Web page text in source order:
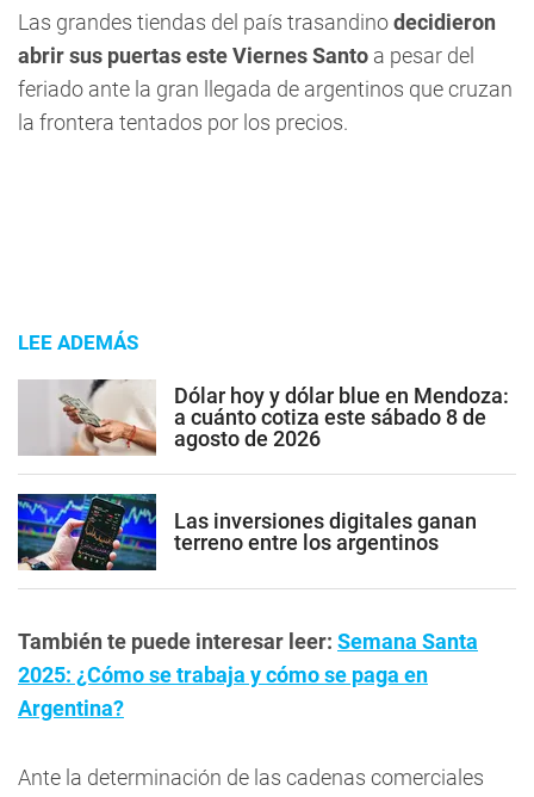
Las grandes tiendas del país trasandinodecidieron
abrir sus puertas este Viernes Santo a pesar del
feriado ante la gran llegada de argentinos que cruzan
la frontera tentados por los precios.
LEE ADEMÁS
Dólar hoy y dólar blue en Mendoza:
a cuánto cotiza este sábado 8 de
agosto de 2026
Las inversiones digitales ganan
terreno entre los argentinos
También te puede interesar leer: Semana Santa
2025: ¿Cómo se trabaja y cómo se paga en
Argentina?
Ante la determinación de las cadenas comerciales